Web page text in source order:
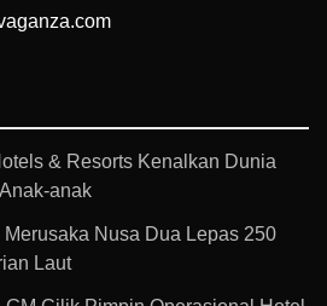
& Resorts Kenalkan Dunia
anak
Nusa Dua Lepas 250
Laut